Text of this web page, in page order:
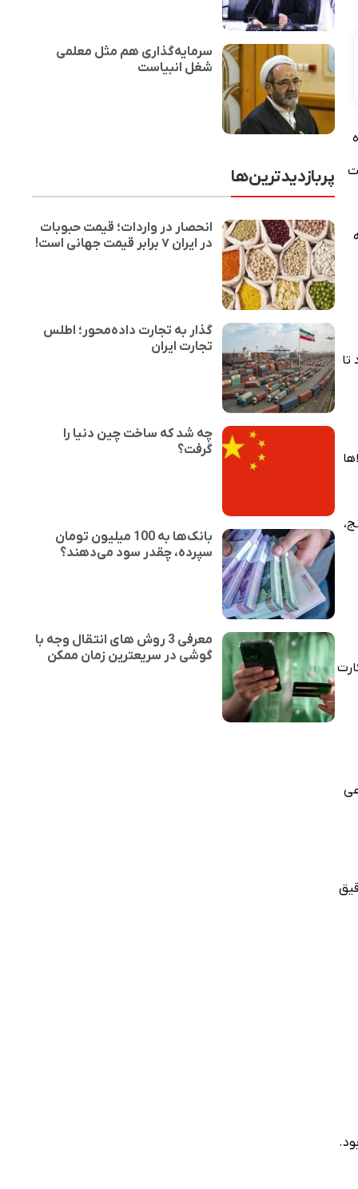
تا
بود.
سرمایه‌گذاری هم مثل معلمی
شغل انبیاست
پربازدیدترین‌ها
انحصار در واردات؛ قیمت حبوبات
در ایران ۷ برابر قیمت جهانی است!
گذار به تجارت داده‌محور؛ اطلس
تجارت ایران
چه شد که ساخت چین دنیا را
گرفت؟
بانک‌ها به 100 میلیون تومان
سپرده، چقدر سود می‌دهند؟
معرفی 3 روش های انتقال وجه با
گوشی در سریعترین زمان ممکن